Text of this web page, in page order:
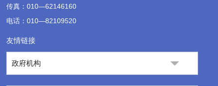
传真：010—62146160
电话：010—82109520
友情链接
政府机构